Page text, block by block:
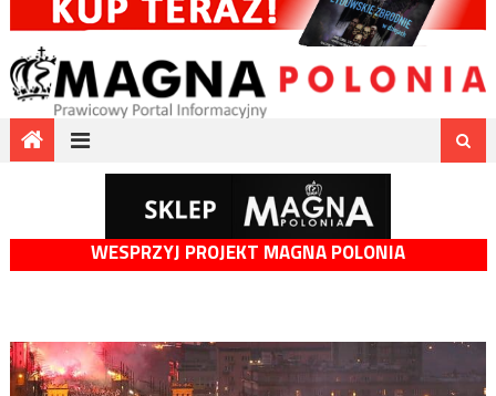
WESPRZYJ PROJEKT MAGNA POLONIA